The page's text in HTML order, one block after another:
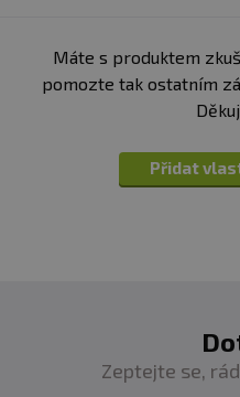
Máte s produktem
pomozte tak ostatním
Přidat
Zeptejte se,